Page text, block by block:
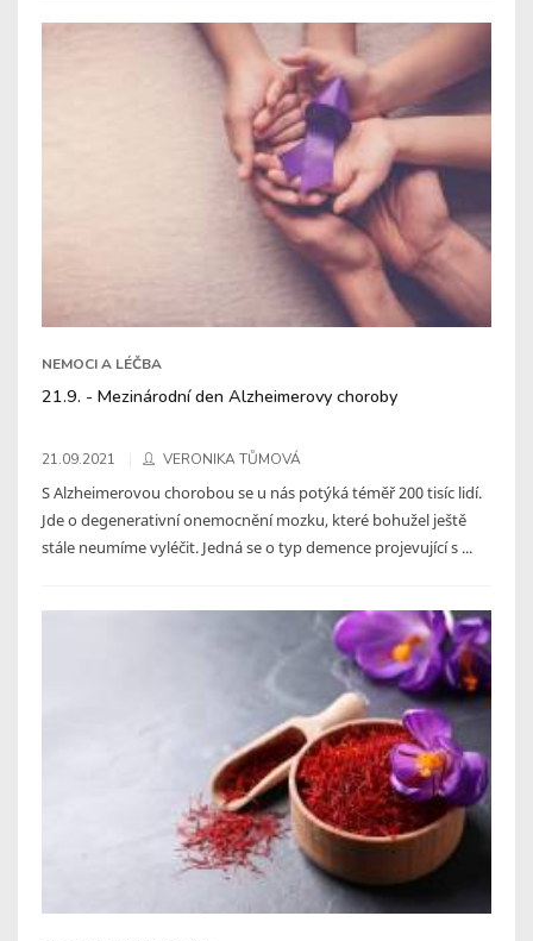
NEMOCI A LÉČBA
21.9. - Mezinárodní den Alzheimerovy choroby
21.09.2021 VERONIKA TŮMOVÁ
S Alzheimerovou chorobou se u nás potýká téměř 200 tisíc lidí.
Jde o degenerativní onemocnění mozku, které bohužel ještě
stále neumíme vyléčit. Jedná se o typ demence projevující s ...